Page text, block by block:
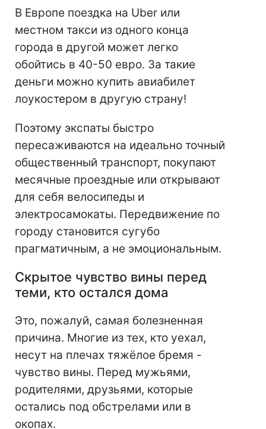
В Европе поездка на Uber или
местном такси из одного конца
города в другой может легко
обойтись в 40-50 евро. За такие
деньги можно купить авиабилет
лоукостером в другую страну!
Поэтому экспаты быстро
пересаживаются на идеально точный
общественный транспорт, покупают
месячные проездные или открывают
для себя велосипеды и
электросамокаты. Передвижение по
городу становится сугубо
прагматичным, а не эмоциональным.
Скрытое чувство вины перед
теми, кто остался дома
Это, пожалуй, самая болезненная
причина. Многие из тех, кто уехал,
несут на плечах тяжёлое бремя -
чувство вины. Перед мужьями,
родителями, друзьями, которые
остались под обстрелами или в
окопах.